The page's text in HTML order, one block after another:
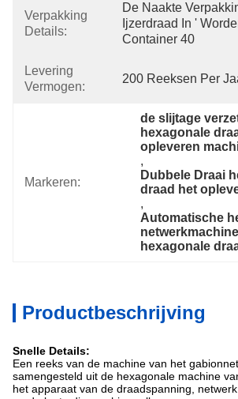
Verpakking
Details:
De Naakte
Ijzerdraad In '
Container 40
Levering
Vermogen:
200 Reeksen Per
Markeren:
de slijtage
hexagonale
opleveren
,
Dubbele Draai
draad het
,
Automatische
hexagonale
Productbeschrijving
Snelle Details:
Een reeks van de machine van het
samengesteld uit de hexagonale machine
het apparaat van de draadspanning,